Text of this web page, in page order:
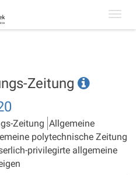
Zeitung
Zeitung Allgemeine
polytechnische Zeitung
privilegirte allgemeine